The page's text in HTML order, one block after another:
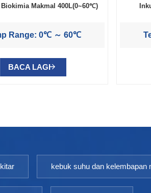
Biokimia Makmal 400L(0~60℃)
Range: 0℃ ～ 60℃
BACA LAGI
kebuk suhu dan kelembapan